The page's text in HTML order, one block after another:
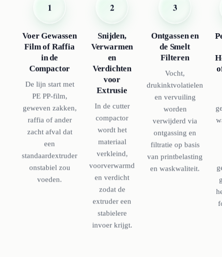
1
Voer Gewassen
Film of Raffia
in de
Compactor
De lijn start met
PE PP-film,
geweven zakken,
raffia of ander
zacht afval dat
een
standaardextruder
onstabiel zou
voeden.
2
Snijden,
Verwarmen
en
Verdichten
voor
Extrusie
In de cutter
compactor
wordt het
materiaal
verkleind,
voorverwarmd
en verdicht
zodat de
extruder een
stabielere
invoer krijgt.
3
Ontgassen en
de Smelt
Filteren
Vocht,
drukinktvolatielen
en vervuiling
worden
verwijderd via
ontgassing en
filtratie op basis
van printbelasting
en waskwaliteit.